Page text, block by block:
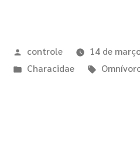
controle
14 de
Characidae